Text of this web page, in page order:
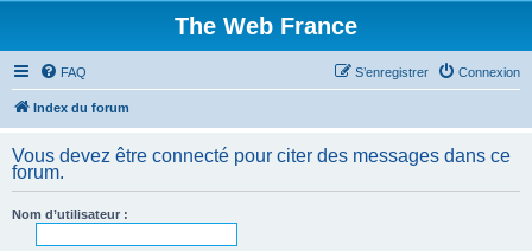
The Web France
FAQ Connexion
S’enregistrer
Index du forum
Vous devez être connecté pour citer des messages dans ce
forum.
Nom d’utilisateur :